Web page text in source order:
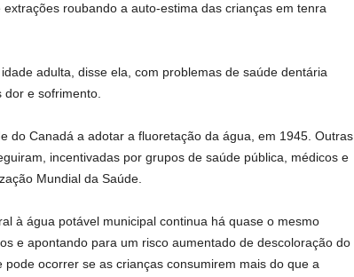
roubando a auto-estima das crianças em tenra
adulta, disse ela, com problemas de saúde dentária
e sofrimento.
do Canadá a adotar a fluoretação da água, em 1945. Outras
incentivadas por grupos de saúde pública, médicos e
Mundial da Saúde.
à água potável municipal continua há quase o mesmo
e apontando para um risco aumentado de descoloração do
ocorrer se as crianças consumirem mais do que a